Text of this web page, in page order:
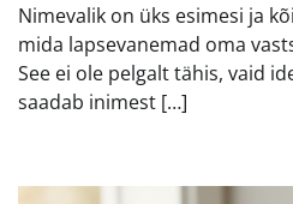
Nimevalik on üks esimesi ja
mida lapsevanemad oma
See ei ole pelgalt tähis, vaid
saadab inimest […]